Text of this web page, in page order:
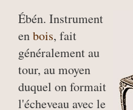
Ébén. Instrument
enbois, fait
généralement au
tour, au moyen
duquel on formait
l'écheveau avec le